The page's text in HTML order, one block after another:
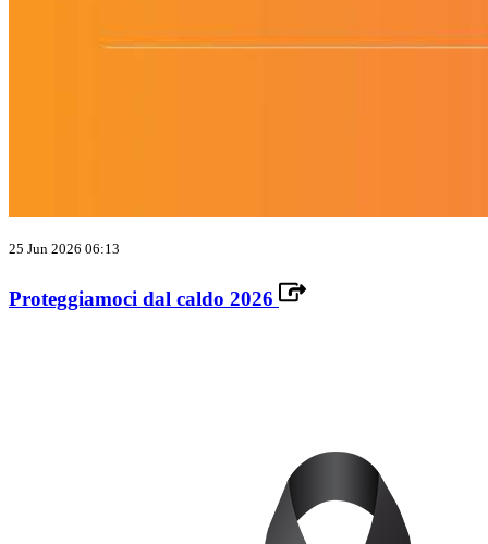
25 Jun 2026 06:13
Proteggiamoci dal caldo 2026